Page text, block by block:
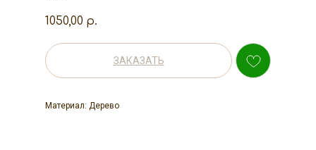
1050,00 р.
ЗАКАЗАТЬ
Материал: Дерево